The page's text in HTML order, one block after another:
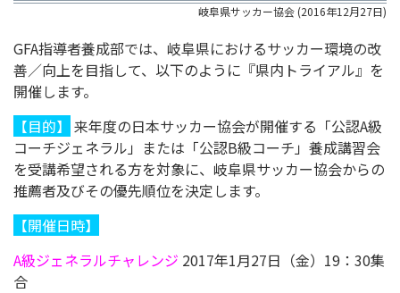
岐阜県サッカー協会 (2016年12月27日)
GFA指導者養成部では、岐阜県におけるサッカー環境の改
善／向上を目指して、以下のように『県内トライアル』を
開催します。
【目的】 来年度の日本サッカー協会が開催する「公認A級
コーチジェネラル」または「公認B級コーチ」養成講習会
を受講希望される方を対象に、岐阜県サッカー協会からの
推薦者及びその優先順位を決定します。
【開催日時】
A級ジェネラルチャレンジ 2017年1月27日（金）19：30集
合